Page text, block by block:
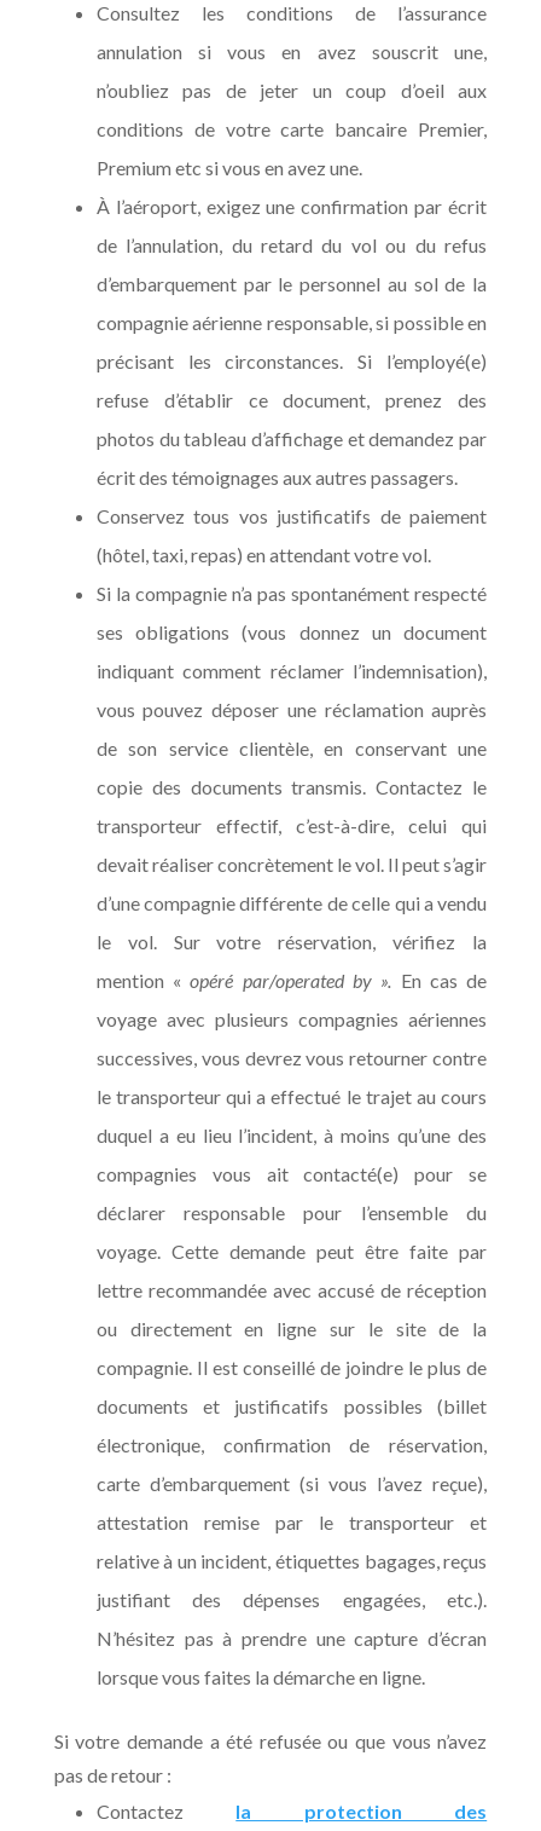
Consultez les conditions de l’assurance
annulation si vous en avez souscrit une,
n’oubliez pas de jeter un coup d’oeil aux
conditions de votre carte bancaire Premier,
Premium etc si vous en avez une.
À l’aéroport, exigez une confirmation par écrit
de l’annulation, du retard du vol ou du refus
d’embarquement par le personnel au sol de la
compagnie aérienne responsable, si possible en
précisant les circonstances. Si l’employé(e)
refuse d’établir ce document, prenez des
photos du tableau d’affichage et demandez par
écrit des témoignages aux autres passagers.
Conservez tous vos justificatifs de paiement
(hôtel, taxi, repas) en attendant votre vol.
Si la compagnie n’a pas spontanément respecté
ses obligations (vous donnez un document
indiquant comment réclamer l’indemnisation),
vous pouvez déposer une réclamation auprès
de son service clientèle, en conservant une
copie des documents transmis. Contactez le
transporteur effectif, c’est-à-dire, celui qui
devait réaliser concrètement le vol. Il peut s’agir
d’une compagnie différente de celle qui a vendu
le vol. Sur votre réservation, vérifiez la
mention «opéré par/operated by ». En cas de
voyage avec plusieurs compagnies aériennes
successives, vous devrez vous retourner contre
le transporteur qui a effectué le trajet au cours
duquel a eu lieu l’incident, à moins qu’une des
compagnies vous ait contacté(e) pour se
déclarer responsable pour l’ensemble du
voyage. Cette demande peut être faite par
lettre recommandée avec accusé de réception
ou directement en ligne sur le site de la
compagnie. Il est conseillé de joindre le plus de
documents et justificatifs possibles (billet
électronique, confirmation de réservation,
carte d’embarquement (si vous l’avez reçue),
attestation remise par le transporteur et
relative à un incident, étiquettes bagages, reçus
justifiant des dépenses engagées, etc.).
N’hésitez pas à prendre une capture d’écran
lorsque vous faites la démarche en ligne.
Si votre demande a été refusée ou que vous n’avez
pas de retour :
Contactez la protection des